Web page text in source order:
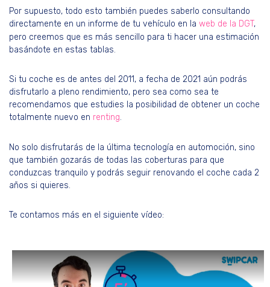
Por supuesto, todo esto también puedes saberlo consultando
directamente en un informe de tu vehículo en la web de la DGT,
pero creemos que es más sencillo para ti hacer una estimación
basándote en estas tablas.
Si tu coche es de antes del 2011, a fecha de 2021 aún podrás
disfrutarlo a pleno rendimiento, pero sea como sea te
recomendamos que estudies la posibilidad de obtener un coche
totalmente nuevo en renting.
No solo disfrutarás de la última tecnología en automoción, sino
que también gozarás de todas las coberturas para que
conduzcas tranquilo y podrás seguir renovando el coche cada 2
años si quieres.
Te contamos más en el siguiente vídeo: